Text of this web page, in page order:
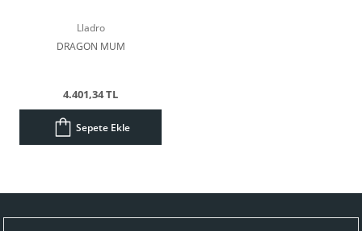
Lladro
DRAGON MUM
4.401,34 TL
Sepete Ekle